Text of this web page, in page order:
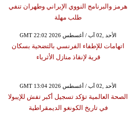
هرمز والبرنامج النووي الإيراني وطهران تنفي
طلب مهلة
GMT 22:02 2026 الأحد ,02 آب / أغسطس
اتهامات للإطفاء الفرنسي بالتضحية بسكان
قرية لإنقاذ منازل الأثرياء
GMT 13:04 2026 الأحد ,02 آب / أغسطس
الصحة العالمية تؤكد تسجيل أكبر تفش للإيبولا
في تاريخ الكونغو الديمقراطية